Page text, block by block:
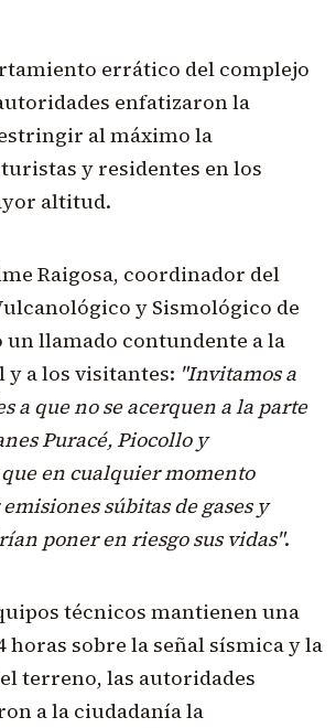
errático del complejo
enfatizaron la
al máximo la
y residentes en los
altitud.
Raigosa, coordinador del
y Sismológico de
un llamado contundente a la
a los visitantes: "Invitamos a
a que no se acerquen a la parte
Puracé, Piocollo y
en cualquier momento
súbitas de gases y
poner en riesgo sus vidas".
técnicos mantienen una
horas sobre la señal sísmica y la
terreno, las autoridades
a la ciudadanía la